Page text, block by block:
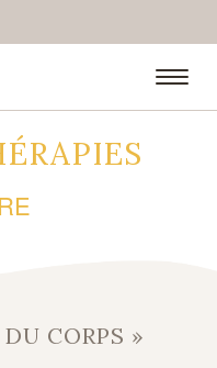
CORPS »